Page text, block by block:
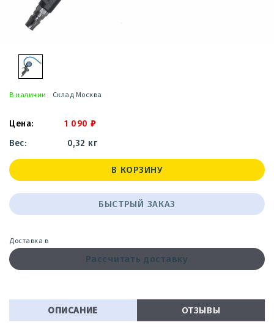
1 090 ₽
0,32 кг
БЫСТРЫЙ ЗАКАЗ
В КОРЗИНУ
Склад Москва
В наличии
Доставка в
Рассчитать доставку
ОПИСАНИЕ ОТЗЫВЫ